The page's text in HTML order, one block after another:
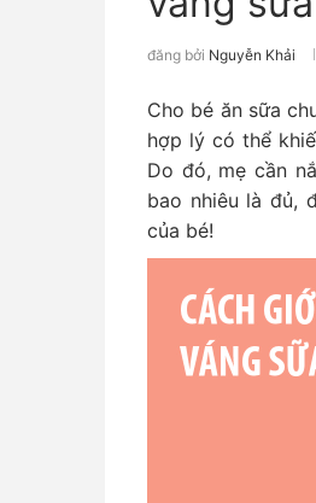
đăng bởi Nguyễn Khải
Cho bé ăn sữa
hợp lý có thể
Do đó, mẹ cần
bao nhiêu là đủ,
của bé!